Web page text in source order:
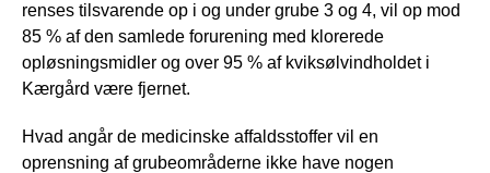
renses tilsvarende op i og under grube 3 og 4, vil op mod
85 % af den samlede forurening med klorerede
opløsningsmidler og over 95 % af kviksølvindholdet i
Kærgård være fjernet.
Hvad angår de medicinske affaldsstoffer vil en
oprensning af grubeområderne ikke have nogen